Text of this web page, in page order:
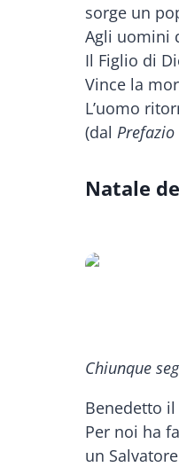
sorge un
Agli uomini
Il Figlio di
Vince la
L’uomo
(dal
Natale
Chiunque
Benedetto il
Per noi ha
un